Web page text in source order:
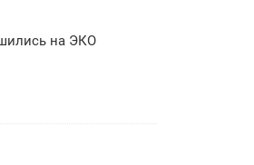
на ЭКО